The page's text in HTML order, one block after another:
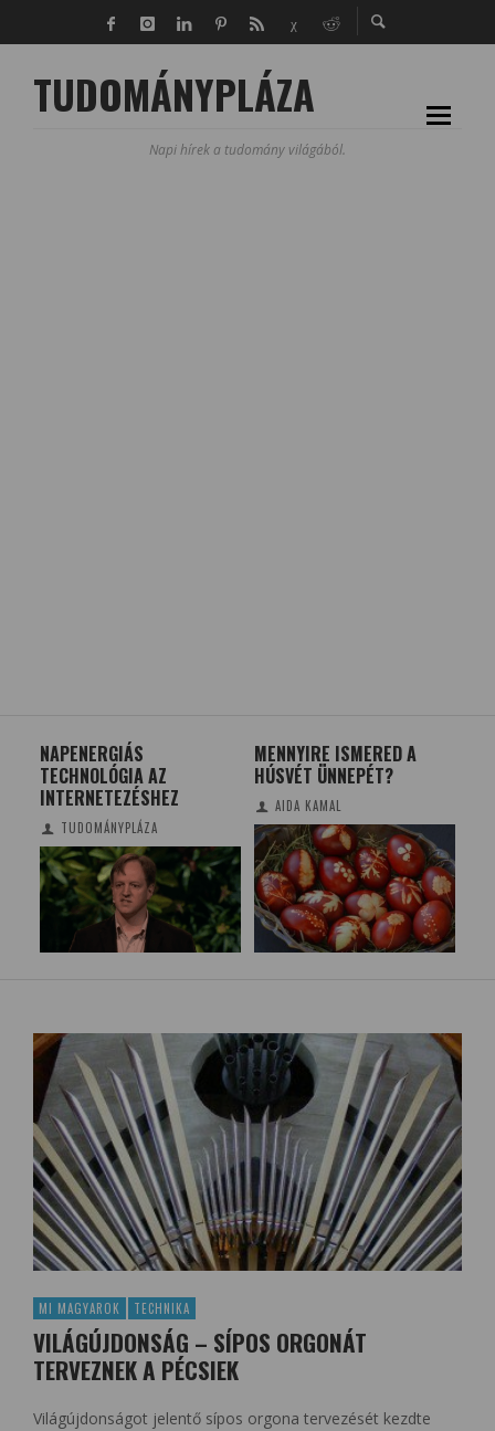
TUDOMÁNYPLÁZA
Napi hírek a tudomány világából.
NAPENERGIÁS
TECHNOLÓGIA AZ
INTERNETEZÉSHEZ
TUDOMÁNYPLÁZA
MENNYIRE ISMERED A
HÚSVÉT ÜNNEPÉT?
AIDA KAMAL
MI MAGYAROK TECHNIKA
VILÁGÚJDONSÁG – SÍPOS ORGONÁT
TERVEZNEK A PÉCSIEK
Világújdonságot jelentő sípos orgona tervezését kezdte